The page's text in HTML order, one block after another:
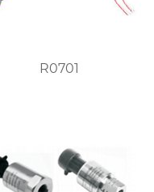
R0701